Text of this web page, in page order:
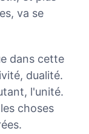
va se
dans cette
dualité.
l'unité.
choses